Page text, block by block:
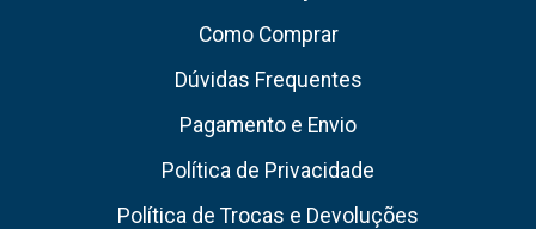
Como Comprar
Dúvidas Frequentes
Pagamento e Envio
Política de Privacidade
Política de Trocas e Devoluções